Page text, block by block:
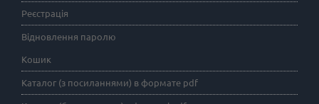
Реєстрація
Відновлення паролю
Кошик
Каталог (з посиланнями) в формате pdf